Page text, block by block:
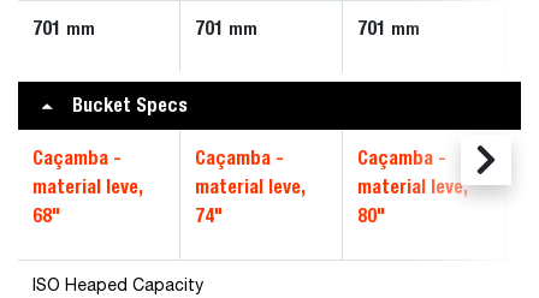
701 mm 701 mm 701 mm
Bucket Specs
Caçamba -
material leve,
68"
Caçamba -
material leve,
74"
Caçamba -
material leve,
80"
ISO Heaped Capacity